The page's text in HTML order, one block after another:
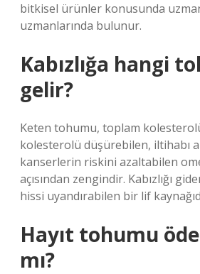
bitkisel ürünler konusunda
uzmanlarında bulunur.
Kabızlığa hangi
gelir?
Keten tohumu, toplam
kolesterolü düşürebilen, iltihabı
kanserlerin riskini azaltabilen
açısından zengindir. Kabızlığı
hissi uyandırabilen bir lif
Hayıt tohumu
mı?